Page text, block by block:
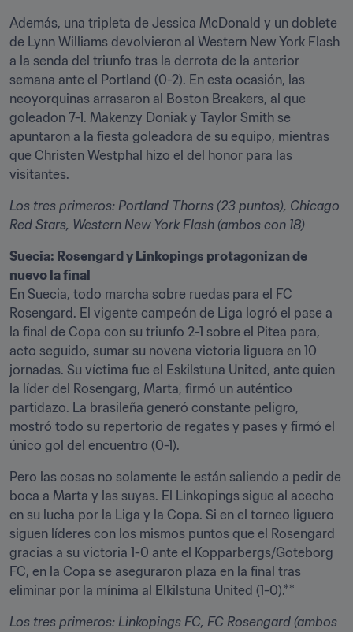
Además, una tripleta de Jessica McDonald y un doblete
de Lynn Williams devolvieron al Western New York Flash
a la senda del triunfo tras la derrota de la anterior
semana ante el Portland (0-2). En esta ocasión, las
neoyorquinas arrasaron al Boston Breakers, al que
goleadon 7-1. Makenzy Doniak y Taylor Smith se
apuntaron a la fiesta goleadora de su equipo, mientras
que Christen Westphal hizo el del honor para las
visitantes.
Los tres primeros: Portland Thorns (23 puntos), Chicago
Red Stars, Western New York Flash (ambos con 18)
Suecia: Rosengard y Linkopings protagonizan de
nuevo la final
En Suecia, todo marcha sobre ruedas para el FC
Rosengard. El vigente campeón de Liga logró el pase a
la final de Copa con su triunfo 2-1 sobre el Pitea para,
acto seguido, sumar su novena victoria liguera en 10
jornadas. Su víctima fue el Eskilstuna United, ante quien
la líder del Rosengarg, Marta, firmó un auténtico
partidazo. La brasileña generó constante peligro,
mostró todo su repertorio de regates y pases y firmó el
único gol del encuentro (0-1).
Pero las cosas no solamente le están saliendo a pedir de
boca a Marta y las suyas. El Linkopings sigue al acecho
en su lucha por la Liga y la Copa. Si en el torneo liguero
siguen líderes con los mismos puntos que el Rosengard
gracias a su victoria 1-0 ante el Kopparbergs/Goteborg
FC, en la Copa se aseguraron plaza en la final tras
eliminar por la mínima al Elkilstuna United (1-0).**
Los tres primeros: Linkopings FC, FC Rosengard (ambos